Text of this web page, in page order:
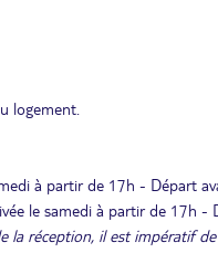
logement.
à partir de 17h - Départ
le samedi à partir de 17h -
la réception, il est impératif